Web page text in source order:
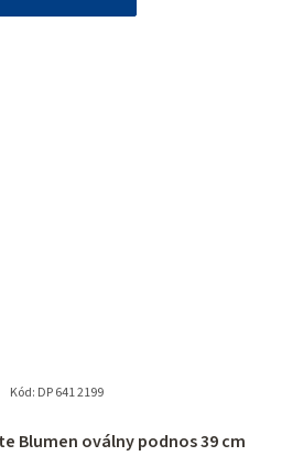
Blumen oválny podnos 39 cm
Kód: DP 641 2199